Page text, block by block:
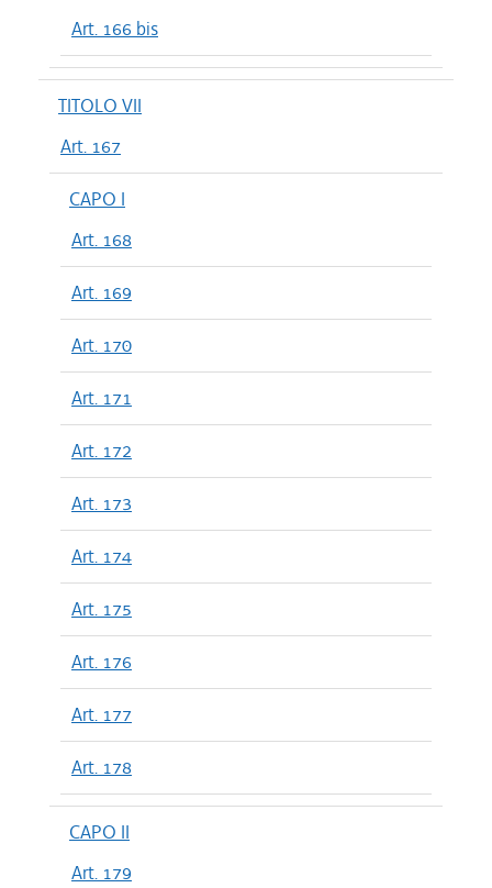
Art. 166 bis
TITOLO VII
Art. 167
CAPO I
Art. 168
Art. 169
Art. 170
Art. 171
Art. 172
Art. 173
Art. 174
Art. 175
Art. 176
Art. 177
Art. 178
CAPO II
Art. 179